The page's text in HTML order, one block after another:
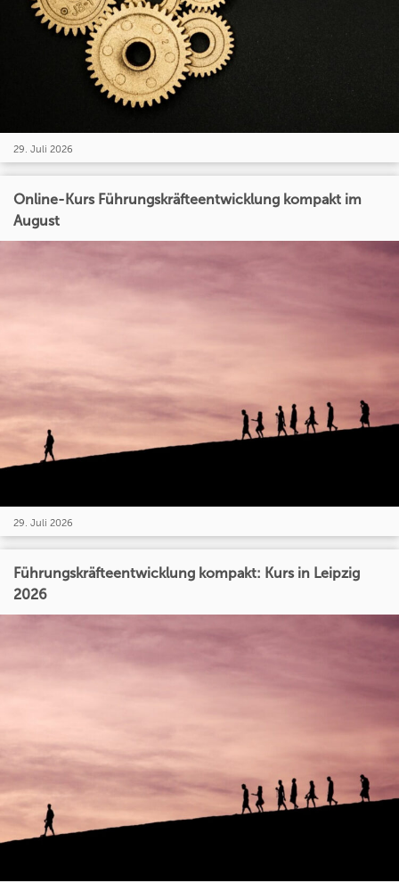
29. Juli 2026
Online-Kurs Führungskräfteentwicklung kompakt im
August
29. Juli 2026
Führungskräfteentwicklung kompakt: Kurs in Leipzig
2026